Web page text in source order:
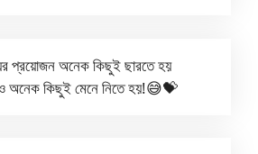
প্রয়োজন অনেক কিছুই ছারতে হয়
অনেক কিছুই মেনে নিতে হয়!😅💝